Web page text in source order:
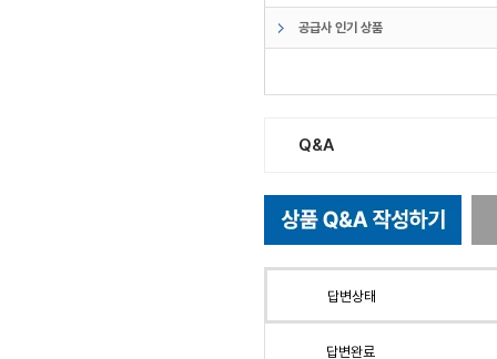
공급사 인기 상품
Q&A
답변상태
답변완료